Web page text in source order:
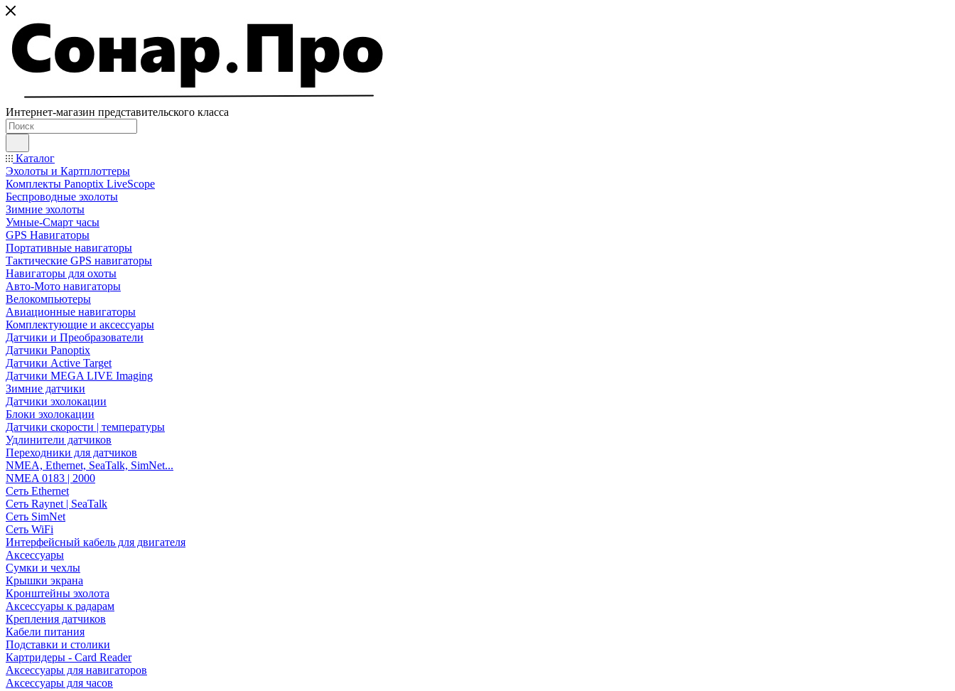
Интернет-магазин представительского класса
Каталог
Эхолоты и Картплоттеры
Комплекты Panoptix LiveScope
Беспроводные эхолоты
Зимние эхолоты
Умные-Смарт часы
GPS Навигаторы
Портативные навигаторы
Тактические GPS навигаторы
Навигаторы для охоты
Авто-Мото навигаторы
Велокомпьютеры
Авиационные навигаторы
Комплектующие и аксессуары
Датчики и Преобразователи
Датчики Panoptix
Датчики Active Target
Датчики MEGA LIVE Imaging
Зимние датчики
Датчики эхолокации
Блоки эхолокации
Датчики скорости | температуры
Удлинители датчиков
Переходники для датчиков
NMEA, Ethernet, SeaTalk, SimNet...
NMEA 0183 | 2000
Сеть Ethernet
Сеть Raynet | SeaTalk
Сеть SimNet
Сеть WiFi
Интерфейсный кабель для двигателя
Аксессуары
Сумки и чехлы
Крышки экрана
Кронштейны эхолота
Аксессуары к радарам
Крепления датчиков
Кабели питания
Подставки и столики
Картридеры - Card Reader
Аксессуары для навигаторов
Аксессуары для часов